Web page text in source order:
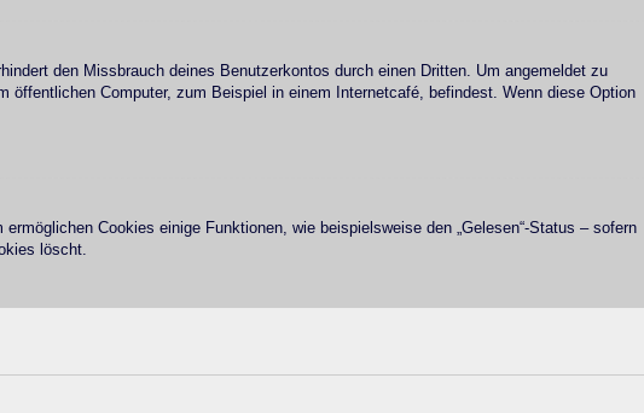
den Missbrauch deines Benutzerkontos durch einen Dritten. Um angemeldet zu
öffentlichen Computer, zum Beispiel in einem Internetcafé, befindest. Wenn diese Option
Cookies einige Funktionen, wie beispielsweise den „Gelesen“-Status – sofern
löscht.